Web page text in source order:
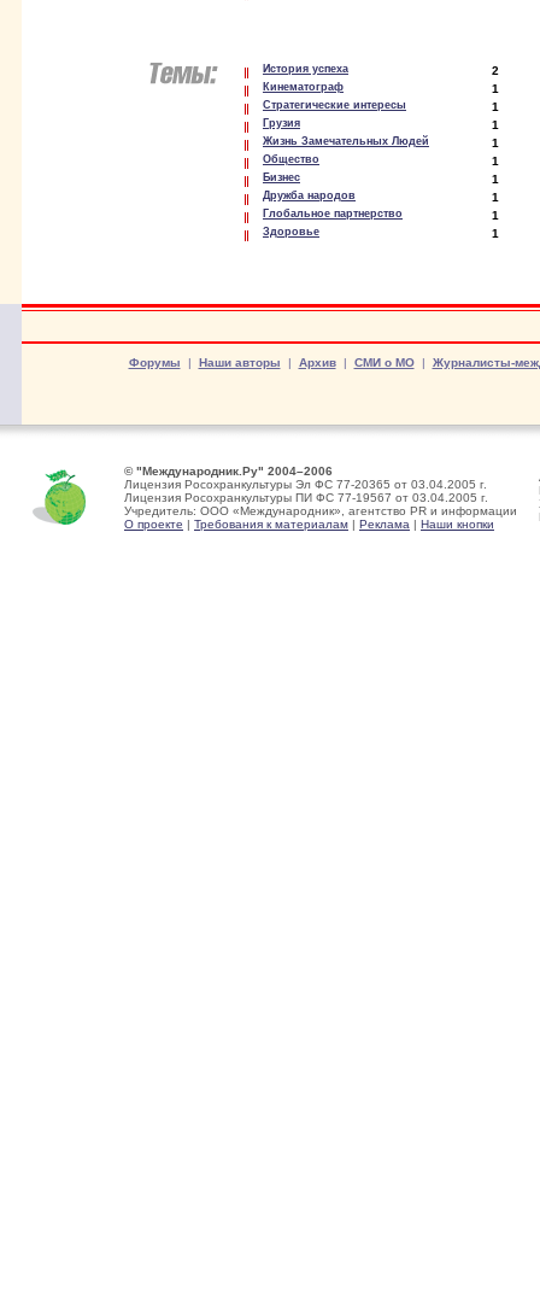
История успеха 2
Кинематограф 1
Стратегические интересы 1
Грузия 1
Жизнь Замечательных Людей 1
Общество 1
Бизнес 1
Дружба народов 1
Глобальное партнерство 1
Здоровье 1
Форумы | Наши авторы | Архив| СМИ о МО| Журналисты-
© "Международник.Ру" 2004–2006
Лицензия Росохранкультуры Эл ФС 77-20365 от 03.04.2005 г.
Лицензия Росохранкультуры ПИ ФС 77-19567 от 03.04.2005 г.
Учредитель: ООО «Международник», агентство PR и информации
О проекте | Требования к материалам | Реклама | Наши кнопки